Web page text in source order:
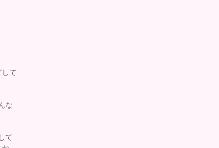
て
な
て